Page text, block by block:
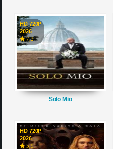
HD 720P
2026
7,2
Solo Mio
HD 720P
2026
5,9